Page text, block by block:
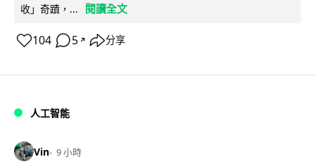
收」奇蹟，...
閱讀全文
104 5 ↗ 分享
人工智能
Vin 9 小時